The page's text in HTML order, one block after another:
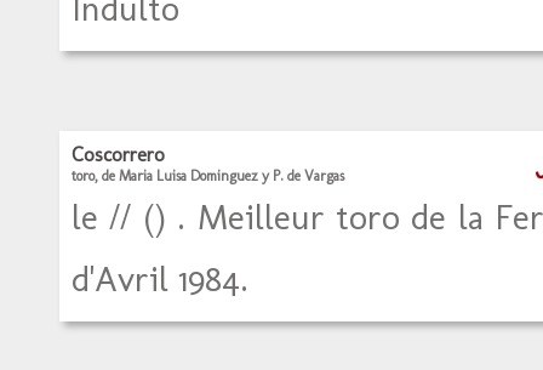
Coscorrero
toro, de Maria Luisa Dominguez y P. de Vargas
le // () . Meilleur toro de la
d'Avril 1984.